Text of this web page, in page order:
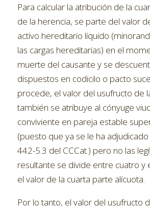
Para calcular la atribución de la
de la herencia, se parte del valor
activo hereditario líquido
las cargas hereditarias) en el
muerte del causante y se
dispuestos en codicilo o pacto
procede, el valor del usufructo de
también se atribuye al cónyuge
conviviente en pareja estable
(puesto que ya se le ha
442-5.3 del CCCat.) pero no las
resultante se divide entre cuatro y
el valor de la cuarta parte alícuota.
Por lo tanto, el valor del usufructo